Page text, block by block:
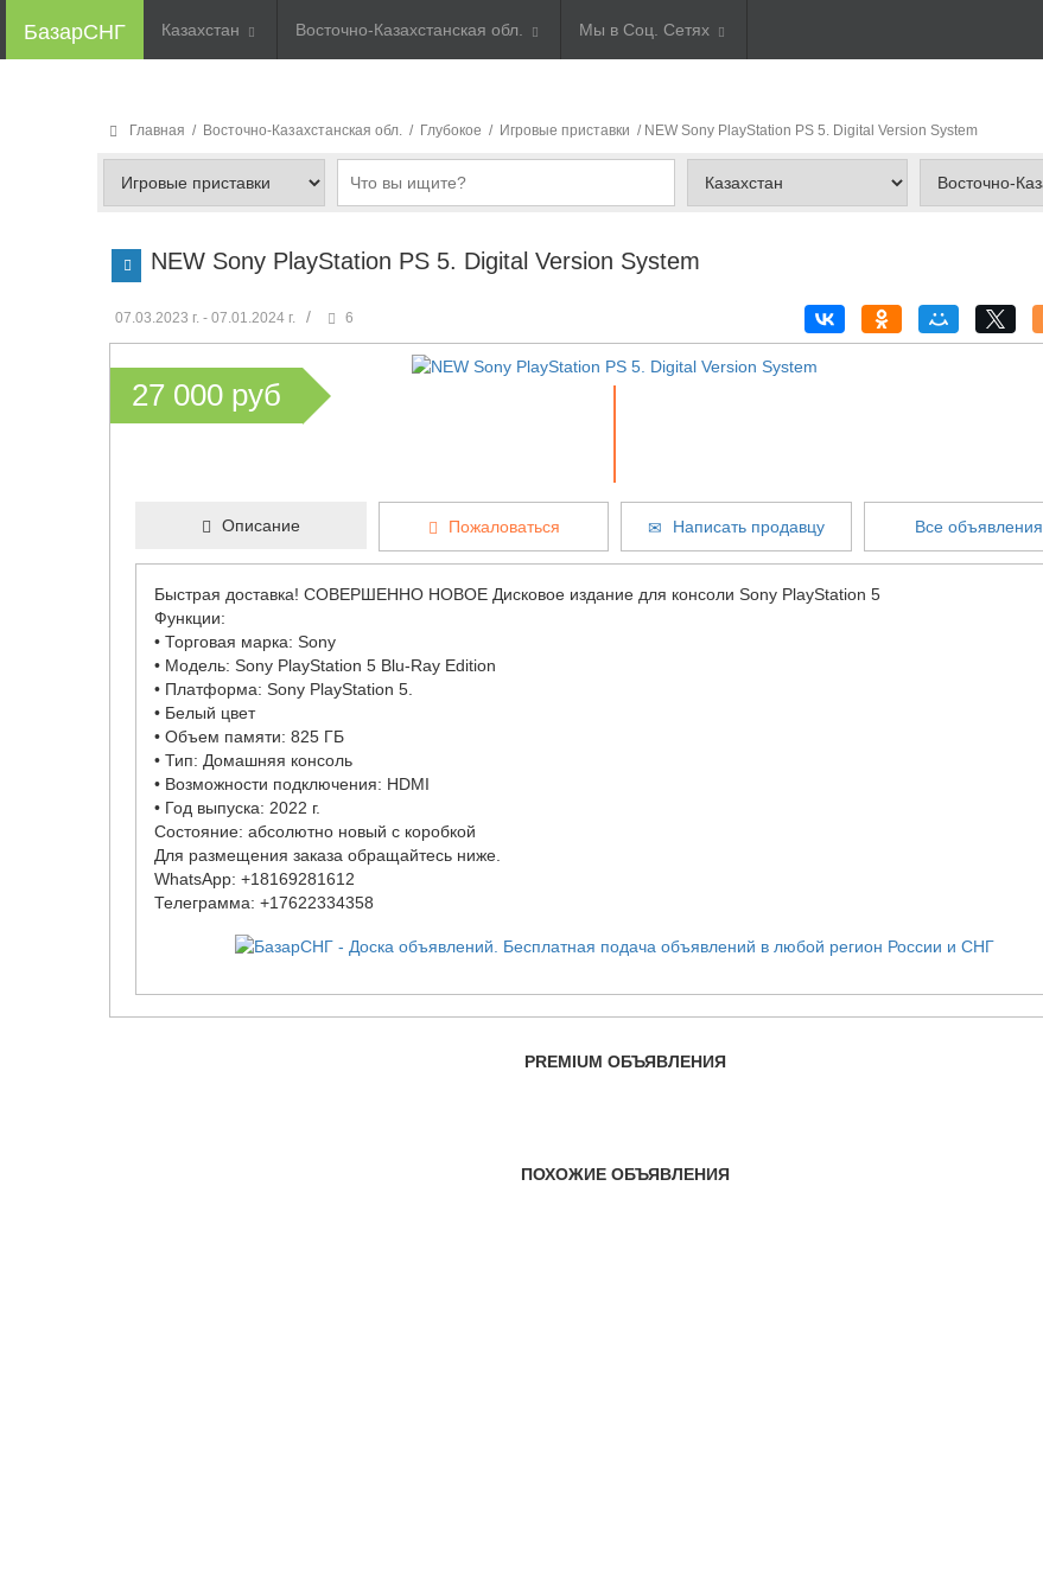
БазарСНГ Казахстан Восточно-Казахстанская обл. Мы в Соц. Сетях
Главная / Восточно-Казахстанская обл. / Глубокое / Игровые приставки / NEW Sony PlayStation PS 5. Digital Version System
NEW Sony PlayStation PS 5. Digital Version System
07.03.2023 г. - 07.01.2024 г. / 6
27 000 руб
Описание Пожаловаться Написать продавцу Все объявления
Быстрая доставка! СОВЕРШЕННО НОВОЕ Дисковое издание для консоли Sony PlayStation 5
Функции:
• Торговая марка: Sony
• Модель: Sony PlayStation 5 Blu-Ray Edition
• Платформа: Sony PlayStation 5.
• Белый цвет
• Объем памяти: 825 ГБ
• Тип: Домашняя консоль
• Возможности подключения: HDMI
• Год выпуска: 2022 г.
Состояние: абсолютно новый с коробкой
Для размещения заказа обращайтесь ниже.
WhatsApp: +18169281612
Телеграмма: +17622334358
PREMIUM ОБЪЯВЛЕНИЯ
ПОХОЖИЕ ОБЪЯВЛЕНИЯ